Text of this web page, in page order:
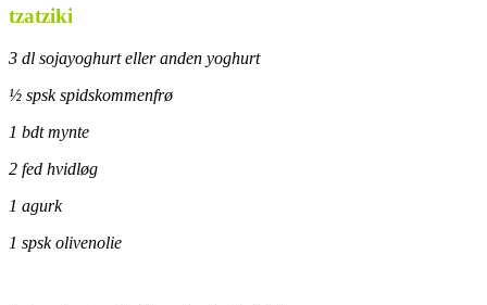
tzatziki
3 dl sojayoghurt eller anden yoghurt
½ spsk spidskommenfrø
1 bdt mynte
2 fed hvidløg
1 agurk
1 spsk olivenolie